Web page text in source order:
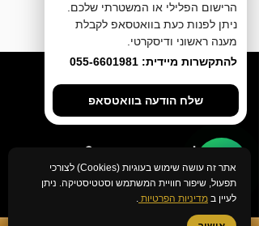
זומנת לחקירה במשטרה? הוגש נגדך
כתב אישום?
במספר
אתר זה עושה שימוש בעוגיות (Cookies) לצורכי
תפעול, שיפור חוויית המשתמש וסטטיסטיקה. ניתן
לעיין ב מדיניות הפרטיות .
הרישום הפלילי או המשטרתי שלכם.
ניתן לפנות כעת בוואטסאפ לקבלת
מענה ראשוני ודיסקרטי.
להתקשרות מיידית: 055-6601981
שלח הודעה בוואטסאפ